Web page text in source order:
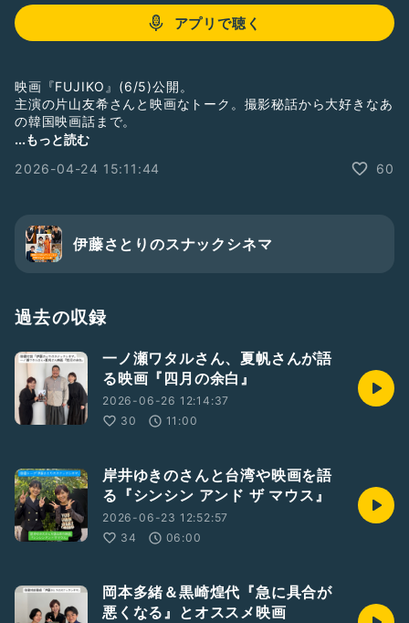
アプリで聴く
映画『FUJIKO』(6/5)公開。
主演の片山友希さんと映画なトーク。撮影秘話から大好きなあ
の韓国映画話まで。
連動のotocoto記事は公開日辺りに。合わせて読んでください
#片山友希 #映画トーク
...もっと読む
2026-04-24 15:11:44
60
伊藤さとりのスナックシネマ
過去の収録
一ノ瀬ワタルさん、夏帆さんが語
る映画『四月の余白』
2026-06-26 12:14:37
30
11:00
岸井ゆきのさんと台湾や映画を語
る『シンシン アンド ザ マウス』
2026-06-23 12:52:57
34
06:00
岡本多緒＆黒崎煌代『急に具合が
悪くなる』とオススメ映画